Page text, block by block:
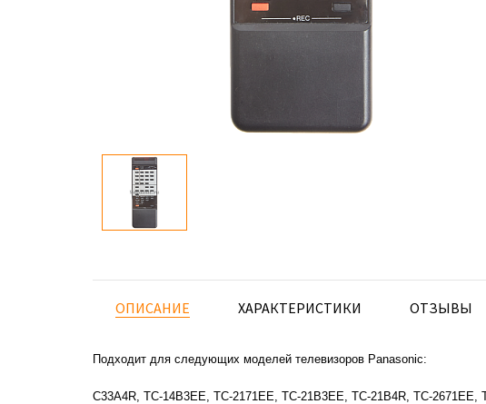
ОПИСАНИЕ ХАРАКТЕРИСТИКИ ОТЗЫВЫ
Подходит для следующих моделей телевизоров Panasonic:
C33A4R, TC-14B3EE, TC-2171EE, TC-21B3EE, TC-21B4R, TC-